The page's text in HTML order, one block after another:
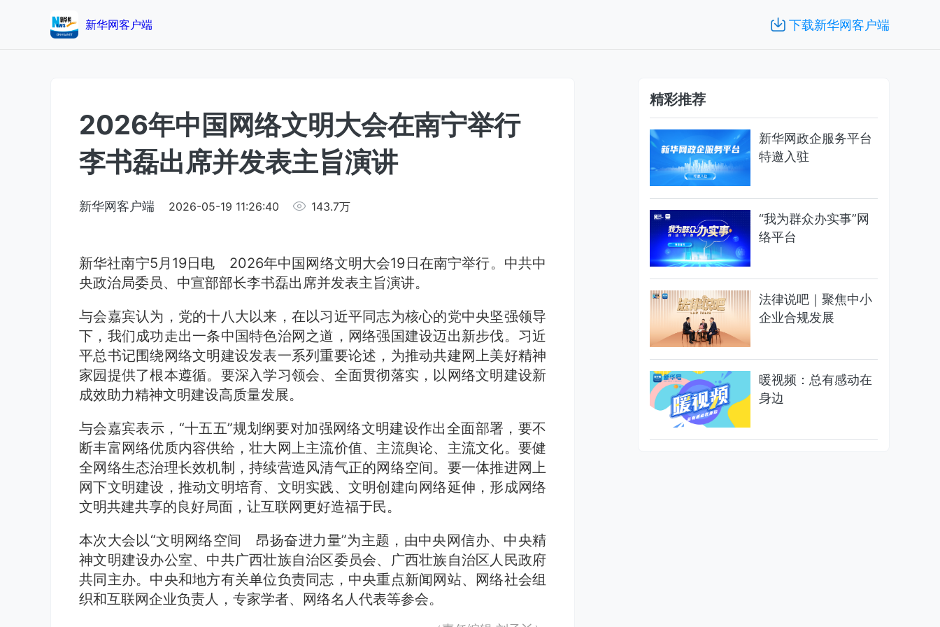
新华网客户端 下载新华网客户端
2026年中国网络文明大会在南宁举行
李书磊出席并发表主旨演讲
新华网客户端 2026-05-19 11:26:40 143.7万
新华社南宁5月19日电 2026年中国网络文明大会19日在南宁举行。中共中
央政治局委员、中宣部部长李书磊出席并发表主旨演讲。
与会嘉宾认为，党的十八大以来，在以习近平同志为核心的党中央坚强领导
下，我们成功走出一条中国特色治网之道，网络强国建设迈出新步伐。习近
平总书记围绕网络文明建设发表一系列重要论述，为推动共建网上美好精神
家园提供了根本遵循。要深入学习领会、全面贯彻落实，以网络文明建设新
成效助力精神文明建设高质量发展。
与会嘉宾表示，“十五五”规划纲要对加强网络文明建设作出全面部署，要不
断丰富网络优质内容供给，壮大网上主流价值、主流舆论、主流文化。要健
全网络生态治理长效机制，持续营造风清气正的网络空间。要一体推进网上
网下文明建设，推动文明培育、文明实践、文明创建向网络延伸，形成网络
文明共建共享的良好局面，让互联网更好造福于民。
本次大会以“文明网络空间 昂扬奋进力量”为主题，由中央网信办、中央精
神文明建设办公室、中共广西壮族自治区委员会、广西壮族自治区人民政府
共同主办。中央和地方有关单位负责同志，中央重点新闻网站、网络社会组
织和互联网企业负责人，专家学者、网络名人代表等参会。
精彩推荐
新华网政企服务平台
特邀入驻
“我为群众办实事”网
络平台
法律说吧｜聚焦中小
企业合规发展
暖视频：总有感动在
身边